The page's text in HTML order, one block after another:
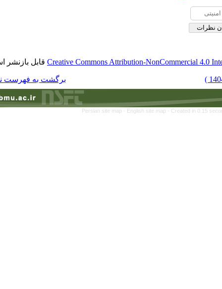
Creative Commonsقابل بازنشر است.
برگشت به فهرست نسخه ها
Persian site map -